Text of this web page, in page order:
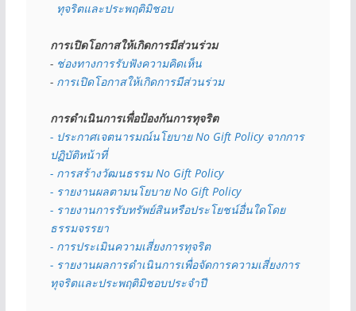
  ทุจริตและประพฤติมิชอบ
การเปิดโอกาสให้เกิดการมีส่วนร่วม
- ช่องทางการรับฟังความคิดเห็น
- การเปิดโอกาสให้เกิดการมีส่วนร่วม
การดำเนินการเพื่อป้องกันการทุจริต
- ประกาศเจตนารมณ์นโยบาย No Gift Policy จากการ
ปฏิบัติหน้าที่
- การสร้างวัฒนธรรม No Gift Policy
- รายงานผลตามนโยบาย No Gift Policy
- รายงานการรับทรัพย์สินหรือประโยชน์อื่นใดโดย
ธรรมจรรยา
- การประเมินความเสี่ยงการทุจริต
- รายงานผลการดำเนินการเพื่อจัดการความเสี่ยงการ
ทุจริตและประพฤติมิชอบประจำปี